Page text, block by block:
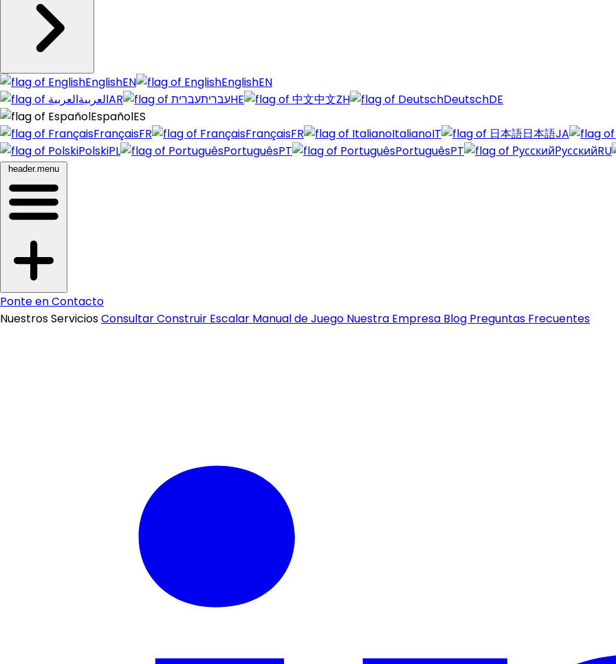
EnglishEN EnglishEN
العربيةAR עבריתHE 中文ZH DeutschDE
EspañolES
FrançaisFR FrançaisFR ItalianoIT 日本語JA
PolskiPL PortuguêsPT PortuguêsPT РусскийRU
header.menu
Ponte en Contacto
Nuestros ServiciosConsultarConstruir Escalar Manual de Juego Nuestra Empresa Blog Preguntas Frecuentes